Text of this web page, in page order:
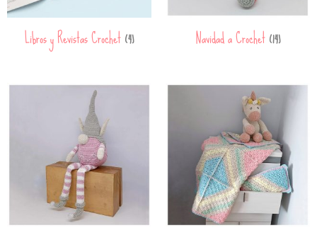
Libros y Revistas Crochet(4) Navidad a Crochet(14)